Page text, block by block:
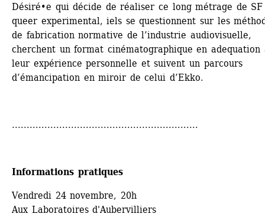
Désiré•e qui décide de réaliser ce long métrage de SF
queer experimental, iels se questionnent sur les
de fabrication normative de l’industrie audiovisuelle,
cherchent un format cinématographique en adequation
leur expérience personnelle et suivent un parcours
d’émancipation en miroir de celui d’Ekko.
...............................................................
Informations pratiques
Vendredi 24 novembre, 20h
Aux Laboratoires d'Aubervilliers